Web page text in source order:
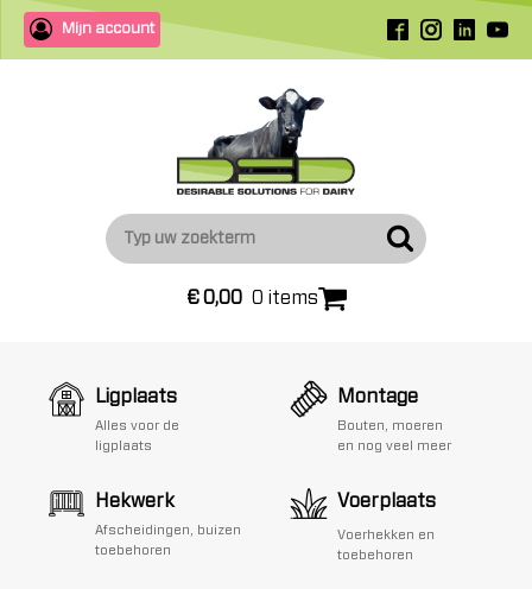
Mijn account
€0,00 0 items
Ligplaats
Alles voor de
ligplaats
Montage
Bouten, moeren
en nog veel meer
Hekwerk
Afscheidingen, buizen
toebehoren
Voerplaats
Voerhekken en
toebehoren